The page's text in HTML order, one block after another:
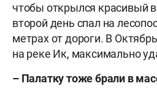
чтобы открылся красивый
второй день спал на
метрах от дороги. В
на реке Ик, максимально
– Палатку тоже брали в